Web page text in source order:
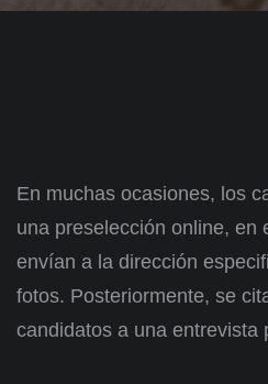
En muchas ocasiones, los
una preselección online, en
envían a la dirección
fotos. Posteriormente, se
candidatos a una entrevista